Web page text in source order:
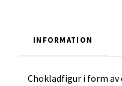
INFORMATION
Chokladfigur i form av